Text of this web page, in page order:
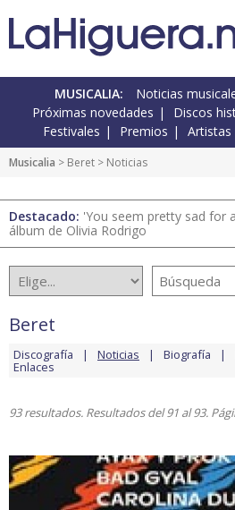
MUSICALIA: Noticias
Próximas novedades
Discos
Festivales
Premios Artistas
Musicalia > Beret > Noticias
Destacado: 'You seem pretty sad for
álbum de Olivia Rodrigo
Beret
Discografía Noticias Biografía
Enlaces
93 resultados. Resultados del 91 al 93.